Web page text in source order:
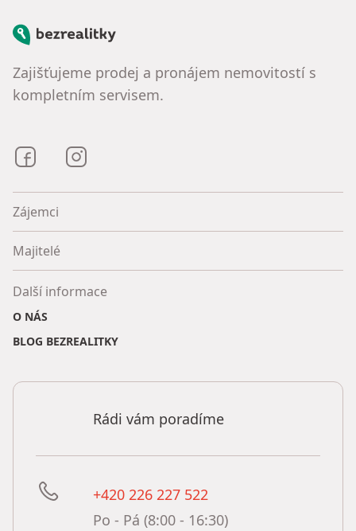
Bezrealitky
Zajišťujeme prodej a pronájem nemovitostí s
kompletním servisem.
Bezrealitky na Facebooku
Zájemci
Majitelé
Další informace
O NÁS
BLOG BEZREALITKY
Rádi vám poradíme
+420 226 227 522
Po - Pá (8:00 - 16:30)